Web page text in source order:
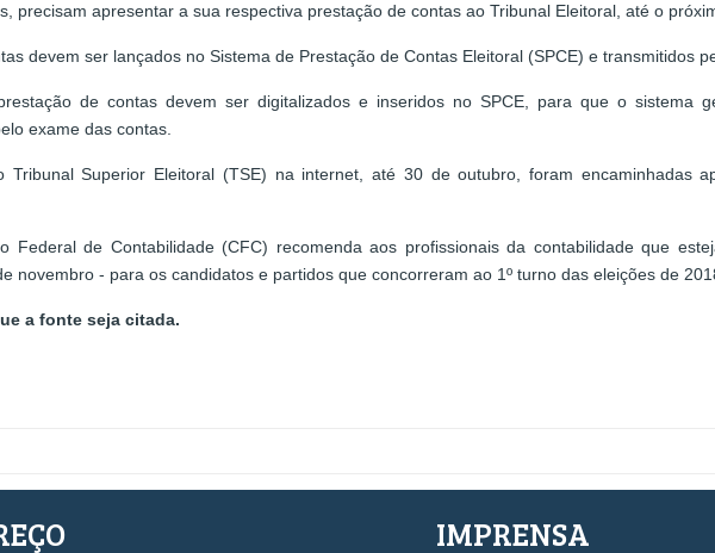
precisam apresentar a sua respectiva prestação de contas ao Tribunal Eleitoral, até o
devem ser lançados no Sistema de Prestação de Contas Eleitoral (SPCE) e transmitidos
de contas devem ser digitalizados e inseridos no SPCE, para que o sistema
exame das contas.
Superior Eleitoral (TSE) na internet, até 30 de outubro, foram encaminhadas
de Contabilidade (CFC) recomenda aos profissionais da contabilidade que
novembro - para os candidatos e partidos que concorreram ao 1º turno das eleições de
a fonte seja citada.
IMPRENSA